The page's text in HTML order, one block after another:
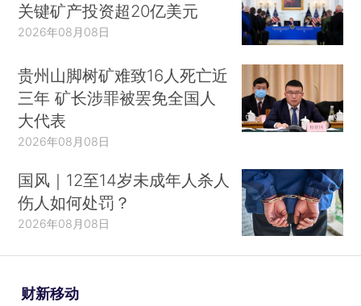
关键矿产投资超20亿美元
2026年08月08日
贵州山脚树矿难致16人死亡近
三年 矿长涉罪被罢免全国人
大代表
2026年08月08日
国风｜12至14岁未成年人杀人
伤人如何处罚？
2026年08月08日
财新移动